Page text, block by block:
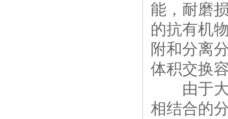
能，耐磨
的抗有机
附和分离
体积交换
由于大
相结合的